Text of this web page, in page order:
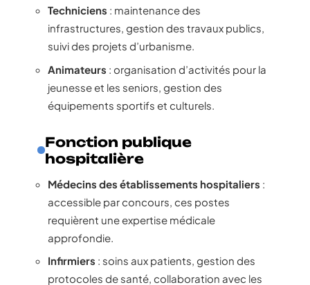
Techniciens : maintenance des
infrastructures, gestion des travaux publics,
suivi des projets d’urbanisme.
Animateurs : organisation d’activités pour la
jeunesse et les seniors, gestion des
équipements sportifs et culturels.
Fonction publique
hospitalière
Médecins des établissements hospitaliers :
accessible par concours, ces postes
requièrent une expertise médicale
approfondie.
Infirmiers : soins aux patients, gestion des
protocoles de santé, collaboration avec les